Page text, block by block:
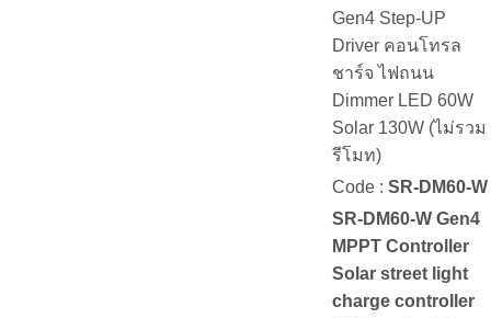
Gen4 Step-UP
Driver คอนโทรล
ชาร์จ ไฟถนน
Dimmer LED 60W
Solar 130W (ไม่รวม
รีโมท)
Code : SR-DM60-W
SR-DM60-W Gen4
MPPT Controller
Solar street light
charge controller